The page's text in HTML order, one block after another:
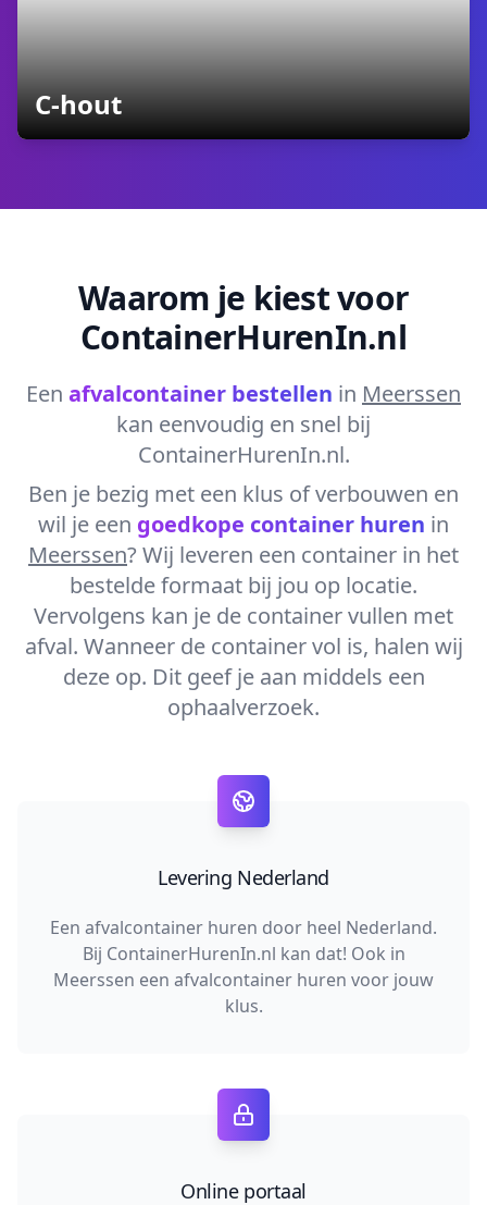
C-houtcontainers
Waarom je kiest voor
ContainerHurenIn.nl
Een afvalcontainer bestellen in Meerssen
kan eenvoudig en snel bij
ContainerHurenIn.nl.
Ben je bezig met een klus of verbouwen en
wil je een goedkope container huren in
Meerssen? Wij leveren een container in het
bestelde formaat bij jou op locatie.
Vervolgens kan je de container vullen met
afval. Wanneer de container vol is, halen wij
deze op. Dit geef je aan middels een
ophaalverzoek.
Levering Nederland
Een afvalcontainer huren door heel Nederland.
Bij ContainerHurenIn.nl kan dat! Ook in
Meerssen een afvalcontainer huren voor jouw
klus.
Online portaal